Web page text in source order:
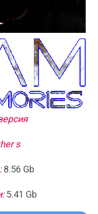
s
8.56 Gb
5.41 Gb